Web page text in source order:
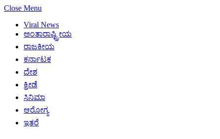
Close Menu
Viral News
ಅಂತಾರಾಷ್ಟ್ರೀಯ
ರಾಜಕೀಯ
ಕರ್ನಾಟಕ
ದೇಶ
ಕ್ರೀಡೆ
ಸಿನಿಮಾ
ಆರೋಗ್ಯ
ಇತರೆ